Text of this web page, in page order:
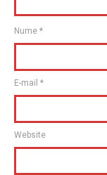
Nume *
E-mail *
Website